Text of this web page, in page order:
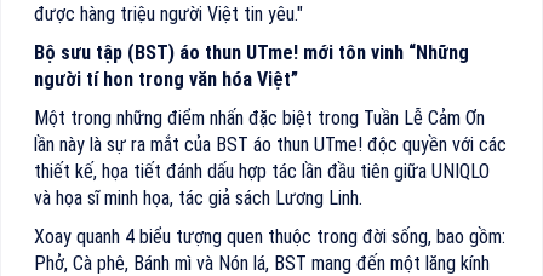
được hàng triệu người Việt tin yêu."
Bộ sưu tập (BST) áo thun UTme! mới tôn vinh “Những
người tí hon trong văn hóa Việt”
Một trong những điểm nhấn đặc biệt trong Tuần Lễ Cảm Ơn
lần này là sự ra mắt của BST áo thun UTme! độc quyền với các
thiết kế, họa tiết đánh dấu hợp tác lần đầu tiên giữa UNIQLO
và họa sĩ minh họa, tác giả sách Lương Linh.
Xoay quanh 4 biểu tượng quen thuộc trong đời sống, bao gồm:
Phở, Cà phê, Bánh mì và Nón lá, BST mang đến một lăng kính